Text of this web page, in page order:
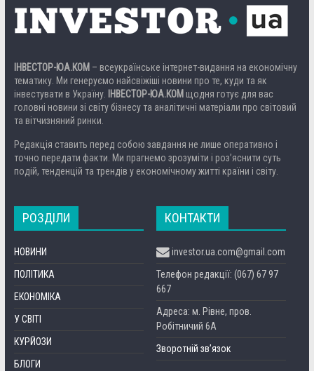
ІНВЕСТОР-ЮА.КОМ – всеукраїнське інтернет-видання на економічну
тематику. Ми генеруємо найсвіжіші новини про те, куди та як
інвестувати в Україну.
ІНВЕСТОР-ЮА.КОМ щодня готує для вас
головні новини зі світу бізнесу та аналітичні матеріали про світовий
та вітчизняний ринки.
Редакція ставить перед собою завдання не лише оперативно і
точно передати факти. Ми прагнемо зрозуміти і роз’яснити суть
подій, тенденцій та трендів у економічному житті країни і світу.
РОЗДІЛИ
НОВИНИ
ПОЛІТИКА
ЕКОНОМІКА
У СВІТІ
КУРЙОЗИ
БЛОГИ
КОНТАКТИ
investor.ua.com@gmail.com
Телефон редакції: (067) 67 97
667
Адреса: м. Рівне, пров.
Робітничий 6А
Зворотній зв’язок